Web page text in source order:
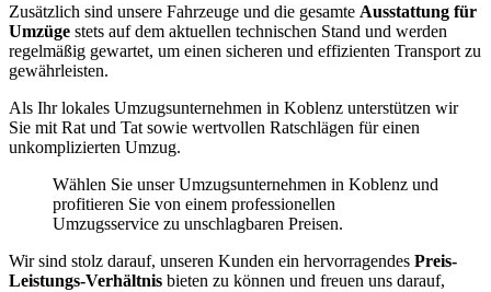
Zusätzlich sind unsere Fahrzeuge und die gesamte Ausstattung für
Umzüge stets auf dem aktuellen technischen Stand und werden
regelmäßig gewartet, um einen sicheren und effizienten Transport zu
gewährleisten.
Als Ihr lokales Umzugsunternehmen in Koblenz unterstützen wir
Sie mit Rat und Tat sowie wertvollen Ratschlägen für einen
unkomplizierten Umzug.
Wählen Sie unser Umzugsunternehmen in Koblenz und
profitieren Sie von einem professionellen
Umzugsservice zu unschlagbaren Preisen.
Wir sind stolz darauf, unseren Kunden ein hervorragendes Preis-
Leistungs-Verhältnis bieten zu können und freuen uns darauf,